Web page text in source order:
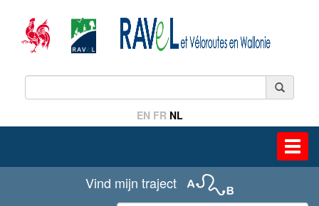
EN FR NL
Vind mijn traject